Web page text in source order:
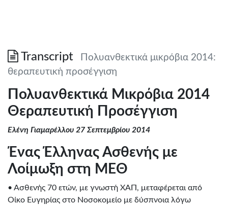
Transcript
Πολυανθεκτικά μικρόβια 2014:
θεραπευτική προσέγγιση
Πολυανθεκτικά Μικρόβια 2014
Θεραπευτική Προσέγγιση
Ελένη Γιαμαρέλλου 27 Σεπτεμβρίου 2014
Ένας Έλληνας Ασθενής με
Λοίμωξη στη ΜΕΘ
• Ασθενής 70 ετών, με γνωστή ΧΑΠ, μεταφέρεται από
Οίκο Ευγηρίας στο Νοσοκομείο με δύσπνοια λόγω